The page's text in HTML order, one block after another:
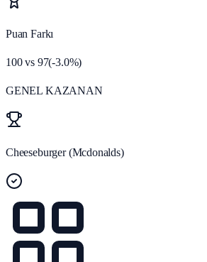
Puan Farkı
100vs 97(-3.0%)
GENEL KAZANAN
Cheeseburger (Mcdonalds)